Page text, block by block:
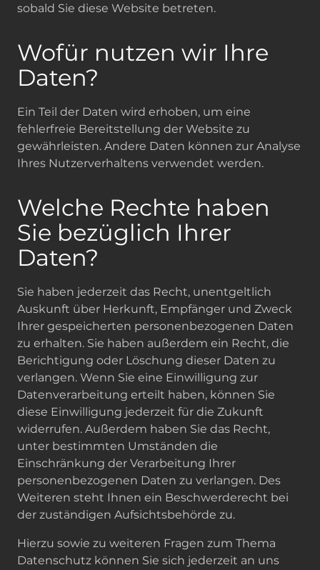
sobald Sie diese Website betreten.
Wofür nutzen wir Ihre
Daten?
Ein Teil der Daten wird erhoben, um eine
fehlerfreie Bereitstellung der Website zu
gewährleisten. Andere Daten können zur Analyse
Ihres Nutzerverhaltens verwendet werden.
Welche Rechte haben
Sie bezüglich Ihrer
Daten?
Sie haben jederzeit das Recht, unentgeltlich
Auskunft über Herkunft, Empfänger und Zweck
Ihrer gespeicherten personenbezogenen Daten
zu erhalten. Sie haben außerdem ein Recht, die
Berichtigung oder Löschung dieser Daten zu
verlangen. Wenn Sie eine Einwilligung zur
Datenverarbeitung erteilt haben, können Sie
diese Einwilligung jederzeit für die Zukunft
widerrufen. Außerdem haben Sie das Recht,
unter bestimmten Umständen die
Einschränkung der Verarbeitung Ihrer
personenbezogenen Daten zu verlangen. Des
Weiteren steht Ihnen ein Beschwerderecht bei
der zuständigen Aufsichtsbehörde zu.
Hierzu sowie zu weiteren Fragen zum Thema
Datenschutz können Sie sich jederzeit an uns